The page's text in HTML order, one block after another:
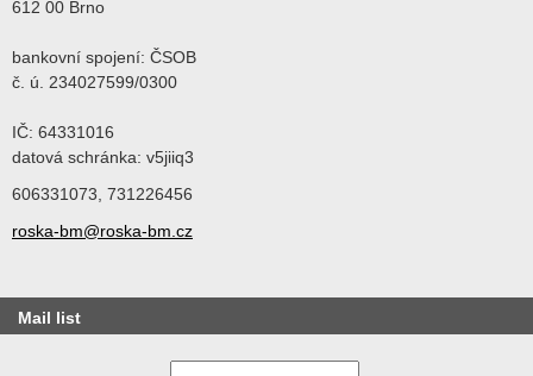
612 00 Brno
bankovní spojení: ČSOB
č. ú. 234027599/0300
IČ: 64331016
datová schránka: v5jiiq3
606331073, 731226456
roska-bm@roska-bm.cz
Mail list